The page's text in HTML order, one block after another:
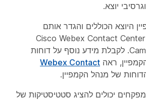
יוצא.
היוצא הכוללים והגדר אותם
הזמינים במודולי Cisco Webex Contact Center
Campaign Manager. לקבלת מידע נוסף על דוחות
Webex Contact
של מנהל הקמפיין.
יכולים להציג סטטיסטיקות של